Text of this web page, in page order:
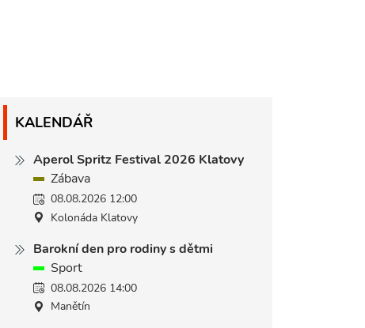
KALENDÁŘ
Aperol Spritz Festival 2026 Klatovy
Zábava
08.08.2026 12:00
Kolonáda Klatovy
Barokní den pro rodiny s dětmi
Sport
08.08.2026 14:00
Manětín